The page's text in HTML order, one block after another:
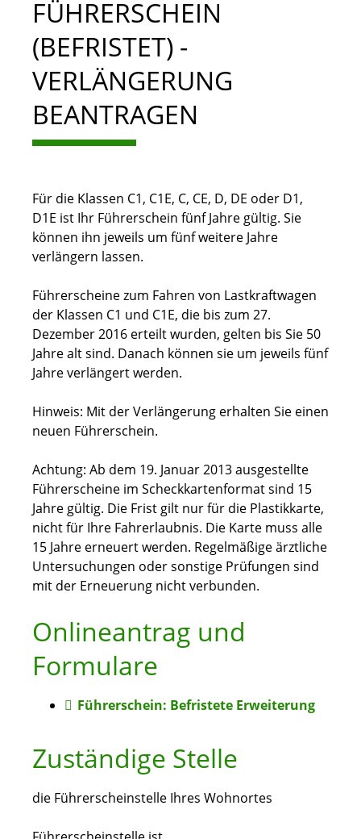
FÜHRERSCHEIN
(BEFRISTET) -
VERLÄNGERUNG
BEANTRAGEN
Für die Klassen C1, C1E, C, CE, D, DE oder D1,
D1E ist Ihr Führerschein fünf Jahre gültig. Sie
können ihn jeweils um fünf weitere Jahre
verlängern lassen.
Führerscheine zum Fahren von Lastkraftwagen
der Klassen C1 und C1E, die bis zum 27.
Dezember 2016 erteilt wurden, gelten bis Sie 50
Jahre alt sind. Danach können sie um jeweils fünf
Jahre verlängert werden.
Hinweis: Mit der Verlängerung erhalten Sie einen
neuen Führerschein.
Achtung: Ab dem 19. Januar 2013 ausgestellte
Führerscheine im Scheckkartenformat sind 15
Jahre gültig. Die Frist gilt nur für die Plastikkarte,
nicht für Ihre Fahrerlaubnis. Die Karte muss alle
15 Jahre erneuert werden. Regelmäßige ärztliche
Untersuchungen oder sonstige Prüfungen sind
mit der Erneuerung nicht verbunden.
Onlineantrag und
Formulare
Führerschein: Befristete Erweiterung
Zuständige Stelle
die Führerscheinstelle Ihres Wohnortes